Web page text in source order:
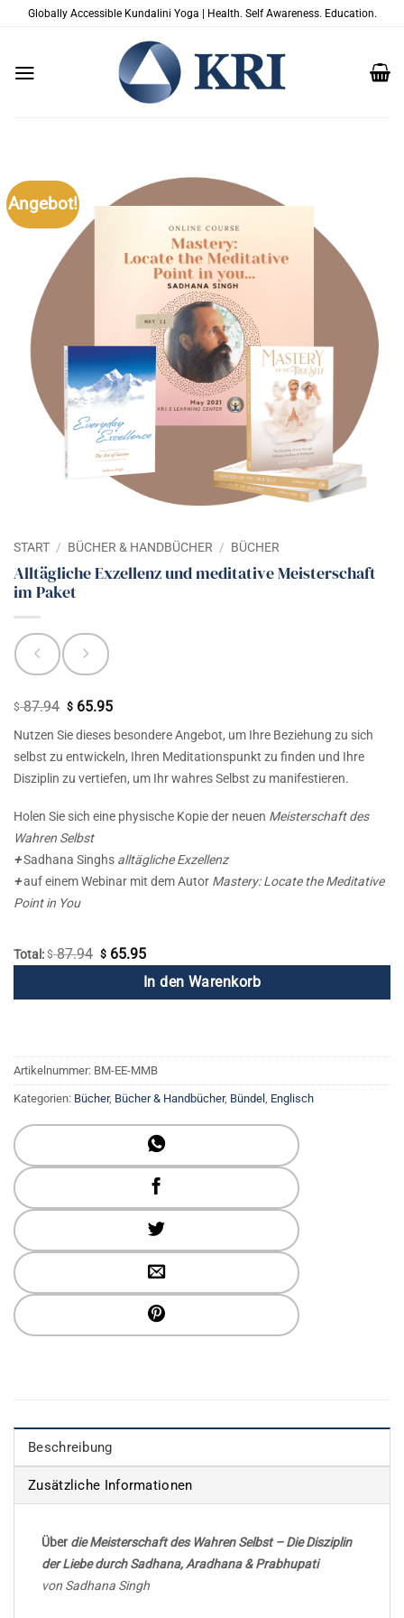
ZumGlobally Accessible Kundalini Yoga | Health. Self Awareness. Education.
Angebot!
START / BÜCHER & HANDBÜCHER / BÜCHER
Alltägliche Exzellenz und meditative Meisterschaft
im Paket
$87.94 Ursprünglicher
Preis
$ 87.94
$65.95Aktueller
Preis
ist:
$ 65.95.
Nutzen Sie dieses besondere Angebot, um Ihre Beziehung zu sich
selbst zu entwickeln, Ihren Meditationspunkt zu finden und Ihre
Disziplin zu vertiefen, um Ihr wahres Selbst zu manifestieren.
Holen Sie sich eine physische Kopie der neuen Meisterschaft des
Wahren Selbst
+Sadhana Singhs alltägliche Exzellenz
+auf einem Webinar mit dem Autor Mastery: Locate the Meditative
Point in You
Total: $87.94 Ursprünglicher
war:
$65.95Aktueller
Preis
ist:
In den Warenkorb
Artikelnummer: BM-EE-MMB
Kategorien: Bücher, Bücher & Handbücher, Bündel Englisch
Beschreibung
Zusätzliche Informationen
Über die Meisterschaft des Wahren Selbst – Die Disziplin
der Liebe durch Sadhana, Aradhana & Prabhupati
von Sadhana Singh